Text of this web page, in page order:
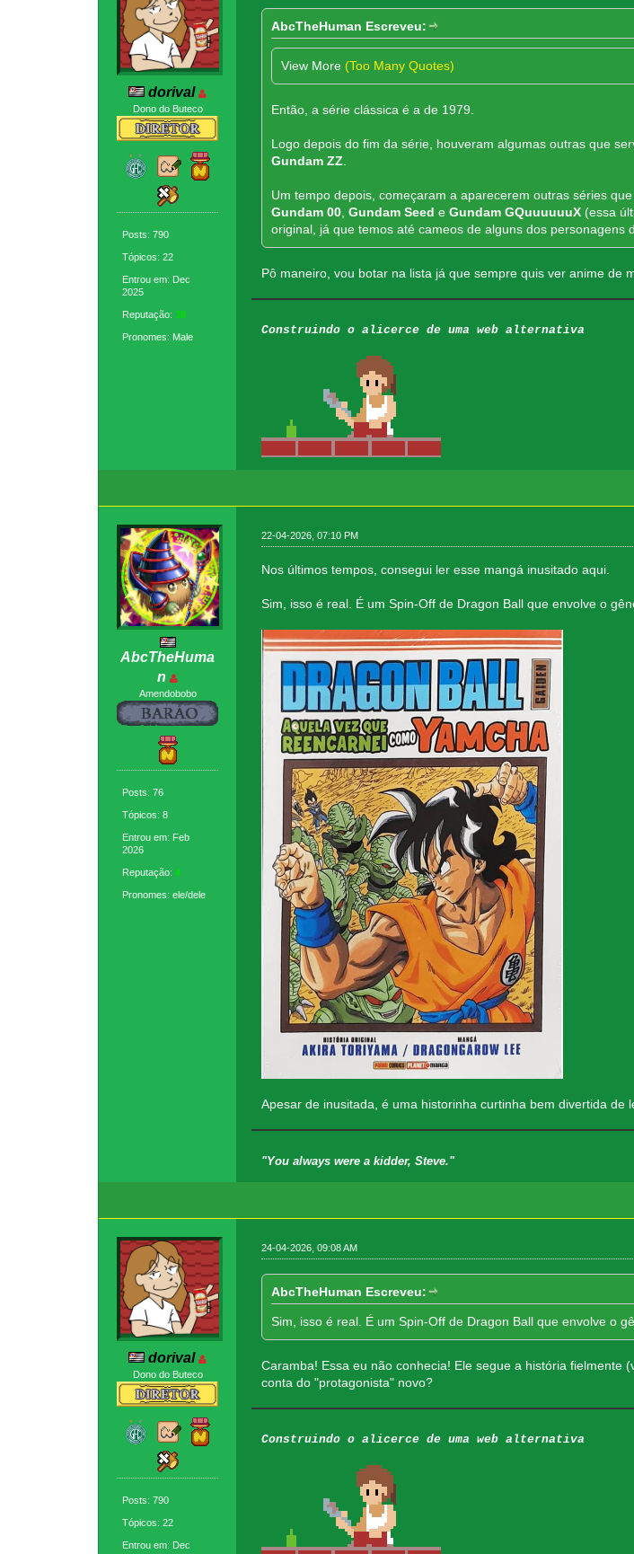
dorival
Dono do Buteco
Posts: 790
Tópicos: 22
Entrou em: Dec
2025
Reputação:38
Pronomes: Male
AbcTheHuman Escreveu:
View More (Too Many Quotes)
Então, a série clássica é a de 1979.
Logo depois do fim da série, houveram algumas outras que
Gundam ZZ
Um tempo depois, começaram a aparecerem outras séries
Gundam 00, Gundam Seed e Gundam GQuuuuuuX(essa
original, já que temos até cameos de alguns dos personagens
Pô maneiro, vou botar na lista já que sempre quis ver anime de
Construindo o alicerce de uma web alternativa
AbcTheHuma
n
Amendobobo
Posts: 76
Tópicos: 8
Entrou em: Feb
2026
Reputação:4
Pronomes: ele/dele
22-04-2026, 07:10 PM
Nos últimos tempos, consegui ler esse mangá inusitado aqui.
Sim, isso é real. É um Spin-Off de Dragon Ball que envolve o
Apesar de inusitada, é uma historinha curtinha bem divertida de
"You always were a kidder, Steve."
dorival
Dono do Buteco
Posts: 790
Tópicos: 22
Entrou em: Dec
24-04-2026, 09:08 AM
AbcTheHuman Escreveu:
Sim, isso é real. É um Spin-Off de Dragon Ball que envolve o
Caramba! Essa eu não conhecia! Ele segue a história fielmente
conta do "protagonista" novo?
Construindo o alicerce de uma web alternativa